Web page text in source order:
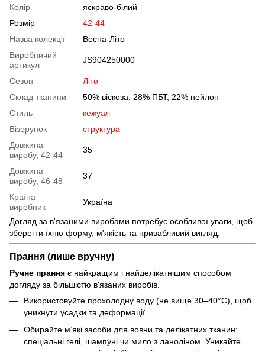
Колір
яскраво-білий
Розмір
42-44
Назва колекції
Весна-Літо
Виробничий
артикул
JS904250000
Сезон
Літо
Склад тканини
50% віскоза, 28% ПБТ, 22% нейлон
Стиль
кежуал
Візерунок
структура
Довжина
виробу, 42-44
35
Довжина
виробу, 46-48
37
Країна
виробник
Україна
Догляд за в'язаними виробами потребує особливої уваги, щоб
зберегти їхню форму, м'якість та привабливий вигляд.
Прання (лише вручну)
Ручне прання є найкращим і найделікатнішим способом
догляду за більшістю в'язаних виробів.
Використовуйте прохолодну воду (не вище 30–40°C), щоб
уникнути усадки та деформації.
Обирайте м’які засоби для вовни та делікатних тканин:
спеціальні гелі, шампуні чи мило з ланоліном. Уникайте